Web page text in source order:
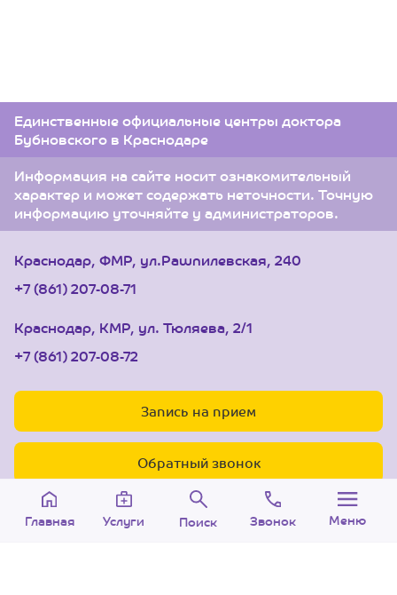
Единственные официальные центры доктора
Бубновского в Краснодаре
Информация на сайте носит ознакомительный
характер и может содержать неточности. Точную
информацию уточняйте у администраторов.
Краснодар, ФМР, ул.Рашпилевская, 240
+7 (861) 207-08-71
Краснодар, КМР, ул. Тюляева, 2/1
+7 (861) 207-08-72
Запись на прием
Обратный звонок
Главная Услуги Поиск Звонок Меню